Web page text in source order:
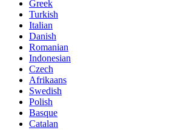
Greek
Turkish
Italian
Danish
Romanian
Indonesian
Czech
Afrikaans
Swedish
Polish
Basque
Catalan